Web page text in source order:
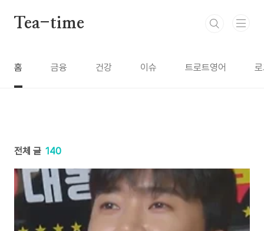
Tea-time
홈 금융 건강 이슈 트로트영어
전체 글 140